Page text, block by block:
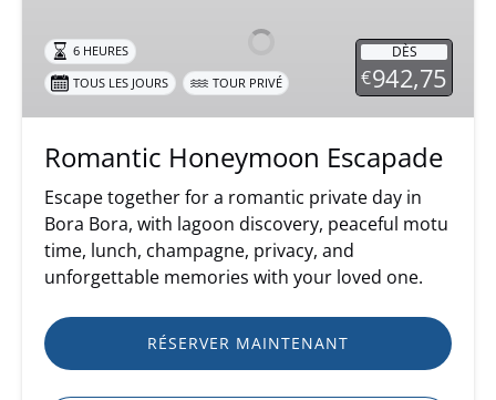
DÈS
€942,75
6 HEURES
TOUS LES JOURS
TOUR PRIVÉ
Romantic Honeymoon Escapade
Escape together for a romantic private day in
Bora Bora, with lagoon discovery, peaceful motu
time, lunch, champagne, privacy, and
unforgettable memories with your loved one.
RÉSERVER MAINTENANT